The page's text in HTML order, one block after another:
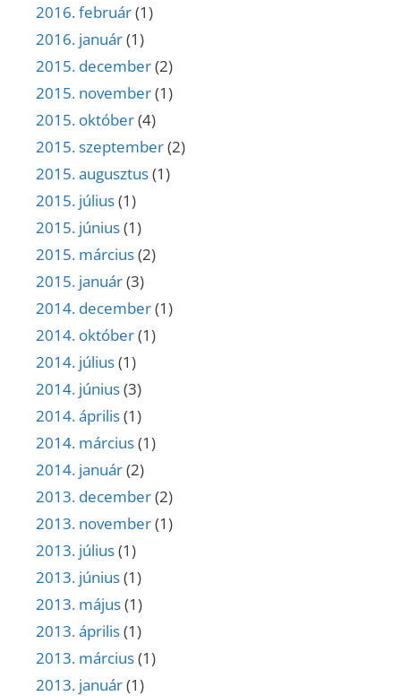
2016. február(1)
2016. január(1)
2015. december(2)
2015. november(1)
2015. október(4)
2015. szeptember(2)
2015. augusztus(1)
2015. július(1)
2015. június(1)
2015. március(2)
2015. január(3)
2014. december(1)
2014. október(1)
2014. július(1)
2014. június(3)
2014. április(1)
2014. március(1)
2014. január(2)
2013. december(2)
2013. november(1)
2013. július(1)
2013. június(1)
2013. május(1)
2013. április(1)
2013. március(1)
2013. január(1)